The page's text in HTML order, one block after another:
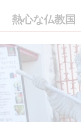
熱心な仏教国